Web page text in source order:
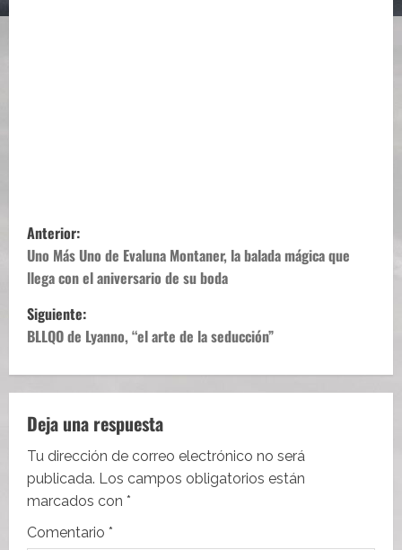
N
a
v
e
g
a
c
i
ó
Anterior:
Uno Más Uno de Evaluna Montaner, la balada mágica que
llega con el aniversario de su boda
Siguiente:
BLLQO de Lyanno, “el arte de la seducción”
Deja una respuesta
Tu dirección de correo electrónico no será
publicada. Los campos obligatorios están
marcados con *
Comentario *